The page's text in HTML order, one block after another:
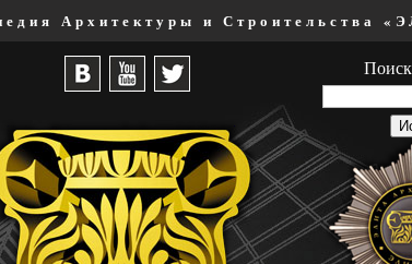
Архитектуры и Строительства